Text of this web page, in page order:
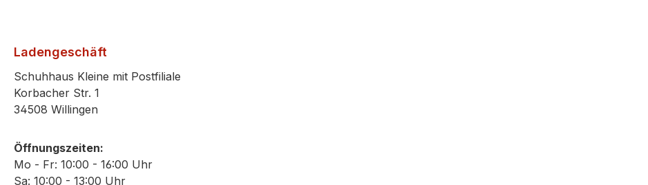
Ladengeschäft
Schuhhaus Kleine mit Postfiliale
Korbacher Str. 1
34508 Willingen
Öffnungszeiten:
Mo - Fr: 10:00 - 16:00 Uhr
Sa: 10:00 - 13:00 Uhr